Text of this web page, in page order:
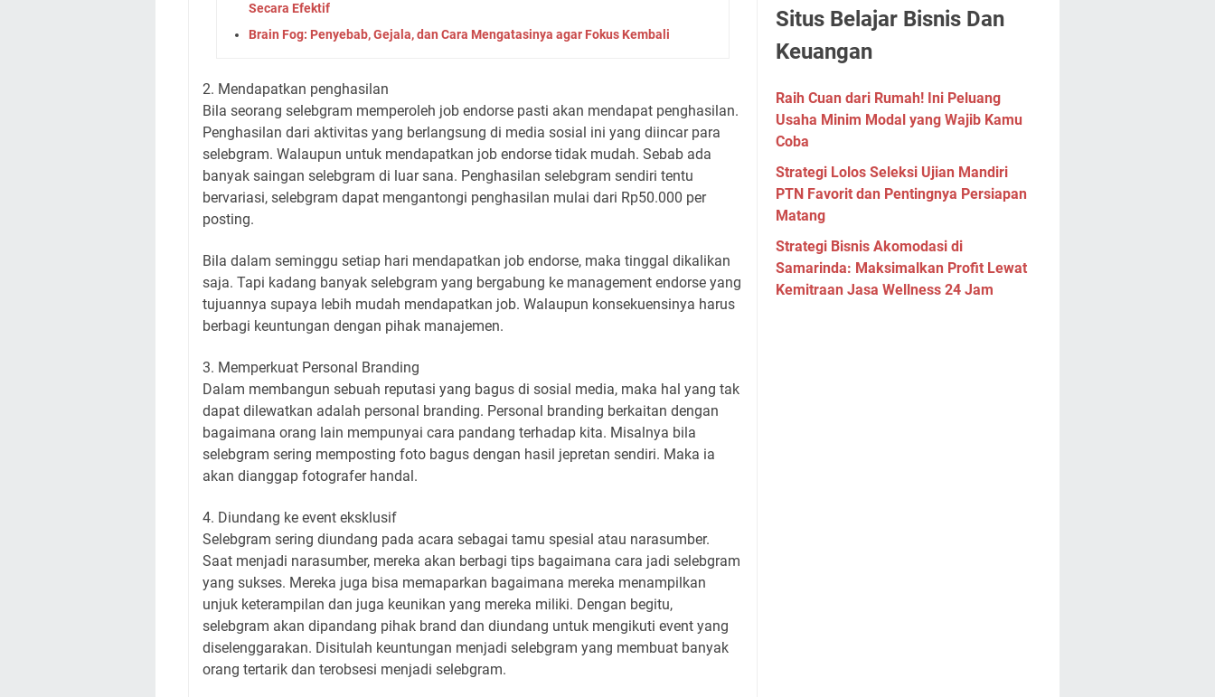
Secara Efektif
Brain Fog: Penyebab, Gejala, dan Cara Mengatasinya agar Fokus Kembali
2. Mendapatkan penghasilan
Bila seorang selebgram memperoleh job endorse pasti akan mendapat penghasilan.
Penghasilan dari aktivitas yang berlangsung di media sosial ini yang diincar para
selebgram. Walaupun untuk mendapatkan job endorse tidak mudah. Sebab ada
banyak saingan selebgram di luar sana. Penghasilan selebgram sendiri tentu
bervariasi, selebgram dapat mengantongi penghasilan mulai dari Rp50.000 per
posting.
Bila dalam seminggu setiap hari mendapatkan job endorse, maka tinggal dikalikan
saja. Tapi kadang banyak selebgram yang bergabung ke management endorse yang
tujuannya supaya lebih mudah mendapatkan job. Walaupun konsekuensinya harus
berbagi keuntungan dengan pihak manajemen.
3. Memperkuat Personal Branding
Dalam membangun sebuah reputasi yang bagus di sosial media, maka hal yang tak
dapat dilewatkan adalah personal branding. Personal branding berkaitan dengan
bagaimana orang lain mempunyai cara pandang terhadap kita. Misalnya bila
selebgram sering memposting foto bagus dengan hasil jepretan sendiri. Maka ia
akan dianggap fotografer handal.
4. Diundang ke event eksklusif
Selebgram sering diundang pada acara sebagai tamu spesial atau narasumber.
Saat menjadi narasumber, mereka akan berbagi tips bagaimana cara jadi selebgram
yang sukses. Mereka juga bisa memaparkan bagaimana mereka menampilkan
unjuk keterampilan dan juga keunikan yang mereka miliki. Dengan begitu,
selebgram akan dipandang pihak brand dan diundang untuk mengikuti event yang
diselenggarakan. Disitulah keuntungan menjadi selebgram yang membuat banyak
orang tertarik dan terobsesi menjadi selebgram.
Situs Belajar Bisnis Dan
Keuangan
Raih Cuan dari Rumah! Ini Peluang
Usaha Minim Modal yang Wajib Kamu
Coba
Strategi Lolos Seleksi Ujian Mandiri
PTN Favorit dan Pentingnya Persiapan
Matang
Strategi Bisnis Akomodasi di
Samarinda: Maksimalkan Profit Lewat
Kemitraan Jasa Wellness 24 Jam